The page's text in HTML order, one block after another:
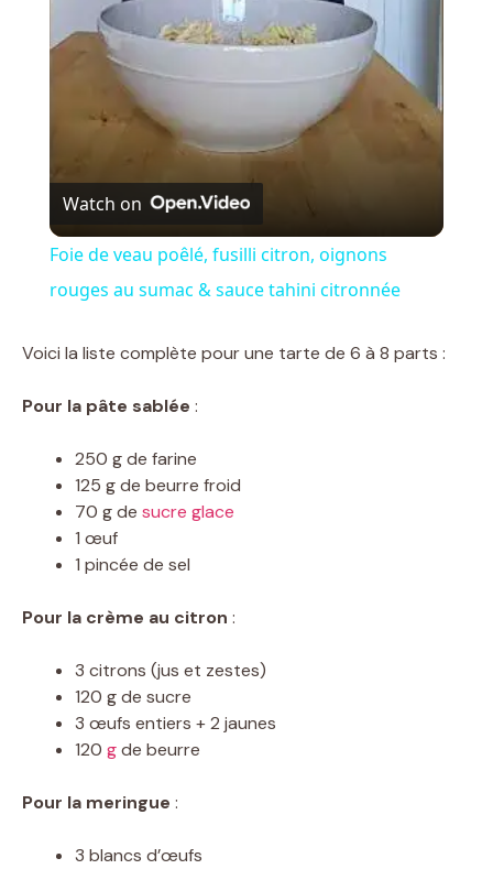
a
y
V
i
Watch on
Foie de veau poêlé, fusilli citron, oignons
rouges au sumac & sauce tahini citronnée
Voici la liste complète pour une tarte de 6 à 8 parts :
Pour la pâte sablée :
250 g de farine
125 g de beurre froid
70 g de sucre glace
1 œuf
1 pincée de sel
Pour la crème au citron :
3 citrons (jus et zestes)
120 g de sucre
3 œufs entiers + 2 jaunes
120 gde beurre
Pour la meringue :
3 blancs d’œufs